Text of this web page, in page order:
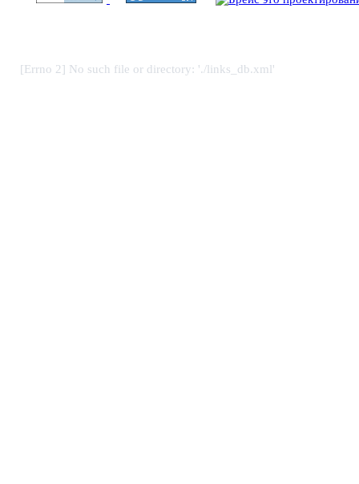
[Errno 2] No such file or directory: './links_db.xml'